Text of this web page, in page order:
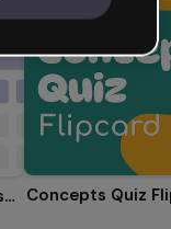
Calendrier académique enseignement supérieur Concepts Quiz